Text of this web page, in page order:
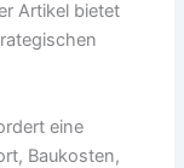
Artikel bietet
eine
Baukosten,